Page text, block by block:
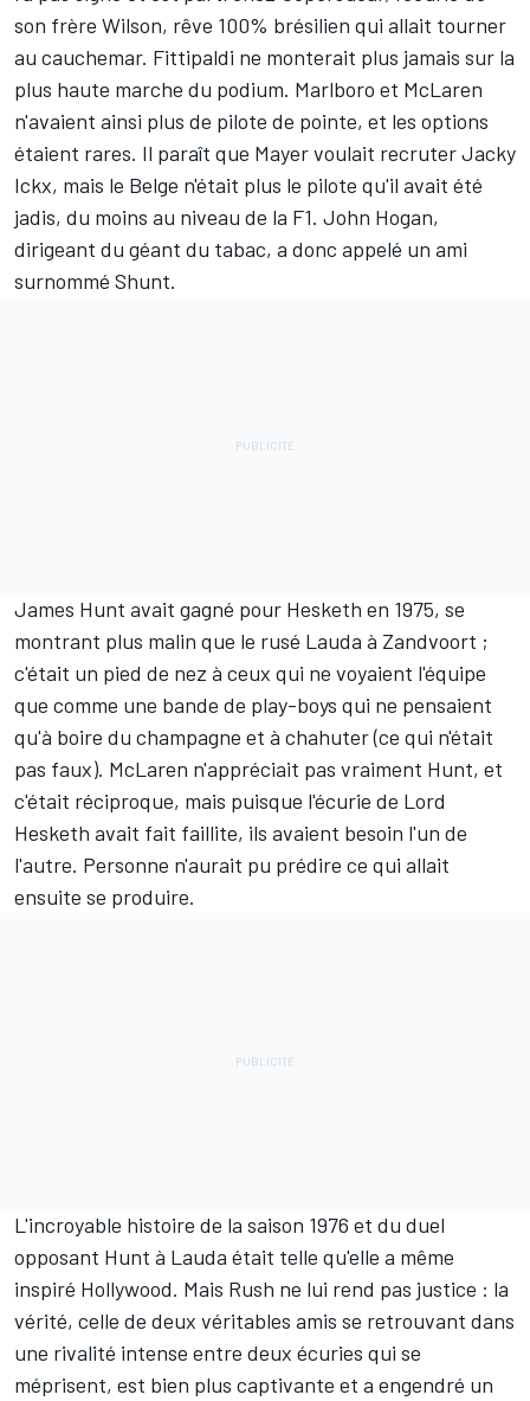
son frère Wilson, rêve 100% brésilien qui allait tourner
au cauchemar. Fittipaldi ne monterait plus jamais sur la
plus haute marche du podium. Marlboro et McLaren
n'avaient ainsi plus de pilote de pointe, et les options
étaient rares. Il paraît que Mayer voulait recruter Jacky
Ickx, mais le Belge n'était plus le pilote qu'il avait été
jadis, du moins au niveau de la F1. John Hogan,
dirigeant du géant du tabac, a donc appelé un ami
surnommé Shunt.
James Hunt avait gagné pour Hesketh en 1975, se
montrant plus malin que le rusé Lauda à Zandvoort ;
c'était un pied de nez à ceux qui ne voyaient l'équipe
que comme une bande de play-boys qui ne pensaient
qu'à boire du champagne et à chahuter (ce qui n'était
pas faux). McLaren n'appréciait pas vraiment Hunt, et
c'était réciproque, mais puisque l'écurie de Lord
Hesketh avait fait faillite, ils avaient besoin l'un de
l'autre. Personne n'aurait pu prédire ce qui allait
ensuite se produire.
L'incroyable histoire de la saison 1976 et du duel
opposant Hunt à Lauda était telle qu'elle a même
inspiré Hollywood. Mais Rush ne lui rend pas justice : la
vérité, celle de deux véritables amis se retrouvant dans
une rivalité intense entre deux écuries qui se
méprisent, est bien plus captivante et a engendré un